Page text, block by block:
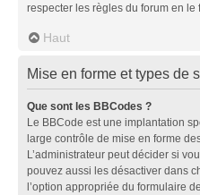
respecter les règles du forum en le
Haut
Mise en forme et types de
Que sont les BBCodes ?
Le BBCode est une implantation
large contrôle de mise en forme
L’administrateur peut décider si
pouvez aussi les désactiver dans
l’option appropriée du formulaire